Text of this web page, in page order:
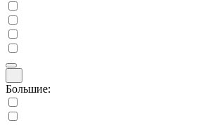
Большие: